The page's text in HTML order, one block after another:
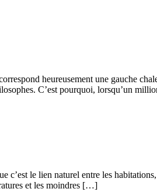
heureusement une gauche
C’est pourquoi, lorsqu’un
c’est le lien naturel entre les
et les moindres […]